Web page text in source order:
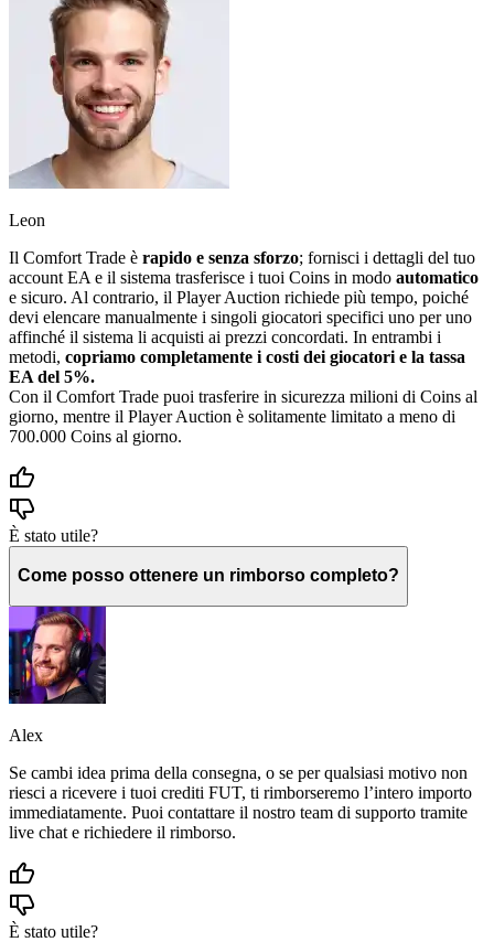
Leon
Il Comfort Trade è rapido e senza sforzo; fornisci i dettagli del tuo
account EA e il sistema trasferisce i tuoi Coins in modo automatico
e sicuro. Al contrario, il Player Auction richiede più tempo, poiché
devi elencare manualmente i singoli giocatori specifici uno per uno
affinché il sistema li acquisti ai prezzi concordati. In entrambi i
metodi, copriamo completamente i costi dei giocatori e la tassa
EA del 5%.
Con il Comfort Trade puoi trasferire in sicurezza milioni di Coins al
giorno, mentre il Player Auction è solitamente limitato a meno di
700.000 Coins al giorno.
È stato utile?
Come posso ottenere un rimborso completo?
Alex
Se cambi idea prima della consegna, o se per qualsiasi motivo non
riesci a ricevere i tuoi crediti FUT, ti rimborseremo l’intero importo
immediatamente. Puoi contattare il nostro team di supporto tramite
live chat e richiedere il rimborso.
È stato utile?